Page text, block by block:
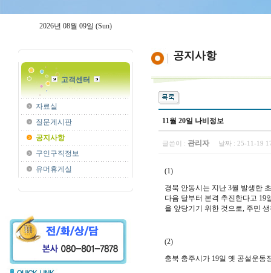
2026년 08월 09일 (Sun)
고객센터
자료실
질문게시판
공지사항
구인구직정보
유머휴게실
공지사항
11월 20일 나비정보
글쓴이 : 관리자 날짜 : 25-11-19
(1)
경북 안동시는 지난 3월 발생한
다음 달부터 본격 추진한다고 19
을 앞당기기 위한 것으로, 주민
(2)
충북 충주시가 19일 옛 공설운동